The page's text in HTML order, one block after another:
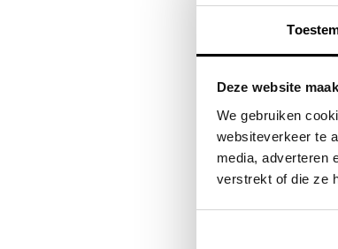
Deze website
We gebruiken
websiteverkeer te
media, adverteren
verstrekt of die ze